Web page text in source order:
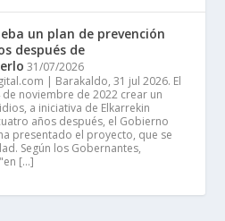
un plan de prevención
después de
31/07/2026
| Barakaldo, 31 jul 2026. El
noviembre de 2022 crear un
a iniciativa de Elkarrekin
años después, el Gobierno
presentado el proyecto, que se
Según los Gobernantes,
[…]